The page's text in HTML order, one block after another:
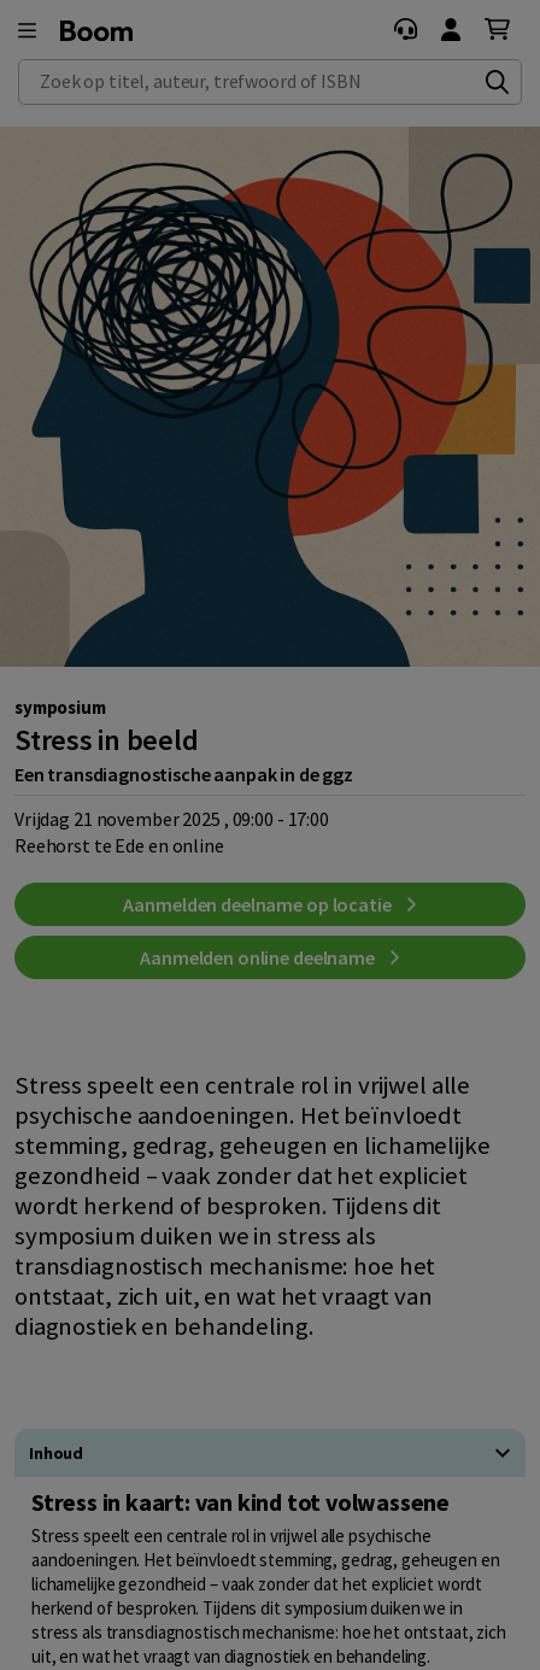
Zoek op titel, auteur, trefwoord of ISBN
17:00
symposium
Stress in beeld
Een transdiagnostische aanpak in de ggz
vrijdag 21 november 2025 , 09:00 - 17:00
Reehorst te Ede en online
Aanmelden deelname op locatie
Aanmelden online deelname
Stress speelt een centrale rol in vrijwel alle
psychische aandoeningen. Het beïnvloedt
stemming, gedrag, geheugen en lichamelijke
gezondheid – vaak zonder dat het expliciet
wordt herkend of besproken. Tijdens dit
symposium duiken we in stress als
transdiagnostisch mechanisme: hoe het
ontstaat, zich uit, en wat het vraagt van
diagnostiek en behandeling.
Inhoud
Stress in kaart: van kind tot volwassene
Stress speelt een centrale rol in vrijwel alle psychische
aandoeningen. Het beïnvloedt stemming, gedrag, geheugen en
lichamelijke gezondheid – vaak zonder dat het expliciet wordt
herkend of besproken. Tijdens dit symposium duiken we in
stress als transdiagnostisch mechanisme: hoe het ontstaat, zich
uit, en wat het vraagt van diagnostiek en behandeling.